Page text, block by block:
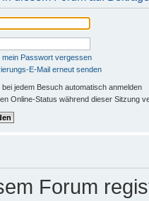
mein Passwort vergessen
E-Mail erneut senden
bei jedem Besuch automatisch anmelden
Online-Status während dieser Sitzung
Forum